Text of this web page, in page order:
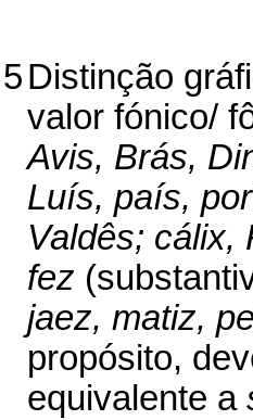
5Distinção
valor fónico/
Avis, Brás,
Luís, país,
Valdês; cálix,
fez
jaez, matiz,
propósito,
equivalente a